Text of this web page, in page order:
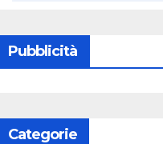
Pubblicità
Categorie